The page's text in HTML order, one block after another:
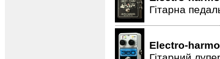
Гітарна
Electro-